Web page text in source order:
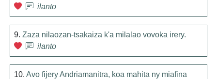
ilanto
9. Zaza nilaozan-tsakaiza k'a milalao vovoka irery.
ilanto
10. Avo fijery Andriamanitra, koa mahita ny miafina